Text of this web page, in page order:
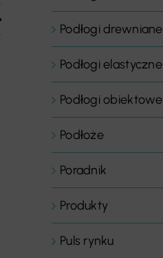
Podłogi drewniane
Podłogi elastyczne
Podłogi obiektowe
Podłoże
Poradnik
Produkty
Puls rynku